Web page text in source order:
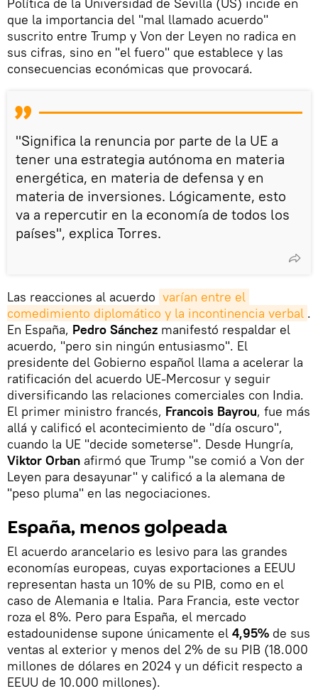
que la importancia del "mal llamado acuerdo"
suscrito entre Trump y Von der Leyen no radica en
sus cifras, sino en "el fuero" que establece y las
consecuencias económicas que provocará.
"Significa la renuncia por parte de la UE a
tener una estrategia autónoma en materia
energética, en materia de defensa y en
materia de inversiones. Lógicamente, esto
va a repercutir en la economía de todos los
países", explica Torres.
Las reacciones al acuerdo varían entre el
comedimiento diplomático y la incontinencia verbal .
En España, Pedro Sánchez manifestó respaldar el
acuerdo, "pero sin ningún entusiasmo". El
presidente del Gobierno español llama a acelerar la
ratificación del acuerdo UE-Mercosur y seguir
diversificando las relaciones comerciales con India.
El primer ministro francés, Francois Bayrou, fue más
allá y calificó el acontecimiento de "día oscuro",
cuando la UE "decide someterse". Desde Hungría,
Viktor Orban afirmó que Trump "se comió a Von der
Leyen para desayunar" y calificó a la alemana de
"peso pluma" en las negociaciones.
España, menos golpeada
El acuerdo arancelario es lesivo para las grandes
economías europeas, cuyas exportaciones a EEUU
representan hasta un 10% de su PIB, como en el
caso de Alemania e Italia. Para Francia, este vector
roza el 8%. Pero para España, el mercado
estadounidense supone únicamente el 4,95% de sus
ventas al exterior y menos del 2% de su PIB (18.000
millones de dólares en 2024 y un déficit respecto a
EEUU de 10.000 millones).